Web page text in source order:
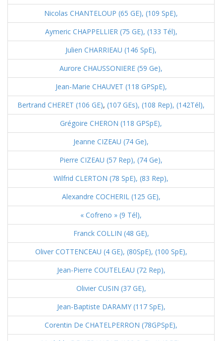
Nicolas CHANTELOUP (65 GE), (109 SpE),
Aymeric CHAPPELLIER (75 GE), (133 Tél),
Julien CHARRIEAU (146 SpE),
Aurore CHAUSSONIERE (59 Ge),
Jean-Marie CHAUVET (118 GPSpE),
Bertrand CHERET (106 GE), (107 GEs), (108 Rep), (142Tél),
Grégoire CHERON (118 GPSpE),
Jeanne CIZEAU (74 Ge),
Pierre CIZEAU (57 Rep), (74 Ge),
Wilfrid CLERTON (78 SpE), (83 Rep),
Alexandre COCHERIL (125 GE),
« Cofreno » (9 Tél),
Franck COLLIN (48 GE),
Oliver COTTENCEAU (4 GE), (80SpE), (100 SpE),
Jean-Pierre COUTELEAU (72 Rep),
Olivier CUSIN (37 GE),
Jean-Baptiste DARAMY (117 SpE),
Corentin De CHATELPERRON (78GPSpE),